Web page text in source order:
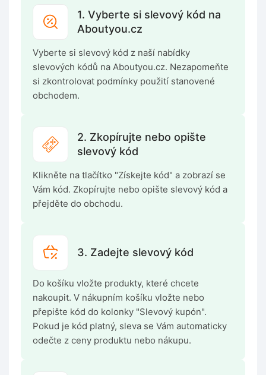
1. Vyberte si slevový kód na
Aboutyou.cz
Vyberte si slevový kód z naší nabídky
slevových kódů na Aboutyou.cz. Nezapomeňte
si zkontrolovat podmínky použití stanovené
obchodem.
2. Zkopírujte nebo opište
slevový kód
Klikněte na tlačítko "Získejte kód" a zobrazí se
Vám kód. Zkopírujte nebo opište slevový kód a
přejděte do obchodu.
3. Zadejte slevový kód
Do košíku vložte produkty, které chcete
nakoupit. V nákupním košíku vložte nebo
přepište kód do kolonky "Slevový kupón".
Pokud je kód platný, sleva se Vám automaticky
odečte z ceny produktu nebo nákupu.